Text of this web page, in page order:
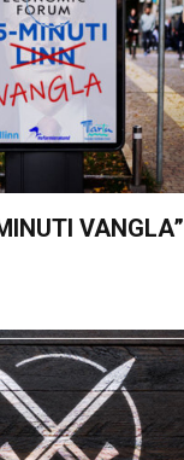
VANGLA”